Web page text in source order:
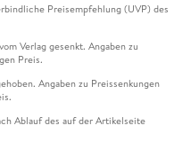
Preisempfehlung (UVP) des
Verlag gesenkt. Angaben zu
Preis.
Angaben zu Preissenkungen
Ablauf des auf der Artikelseite